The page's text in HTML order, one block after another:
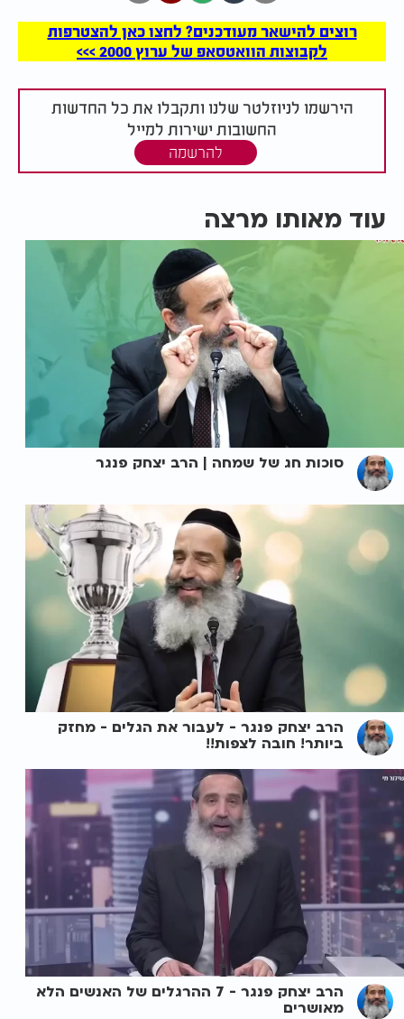
רוצים להישאר מעודכנים? לחצו כאן להצטרפות
לקבוצות הוואטסאפ של ערוץ 2000 >>>
הירשמו לניוזלטר שלנו ותקבלו את כל החדשות
החשובות ישירות למייל
להרשמה
עוד מאותו מרצה
סוכות חג של שמחה | הרב יצחק פנגר
הרב יצחק פנגר - לעבור את הגלים - מחזק
ביותר! חובה לצפות!!
הרב יצחק פנגר - 7 ההרגלים של האנשים הלא
מאושרים